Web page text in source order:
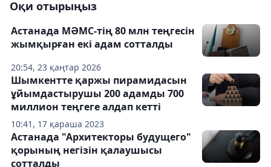
Оқи отырыңыз
20:54, 23 қаңтар 2026
Астанада МӘМС-тің 80 млн теңгесін
жымқырған екі адам сотталды
10:41, 17 қараша 2023
Шымкентте қаржы пирамидасын
ұйымдастырушы 200 адамды 700
миллион теңгеге алдап кетті
Астанада "Архитекторы будущего"
қорының негізін қалаушысы
сотталды